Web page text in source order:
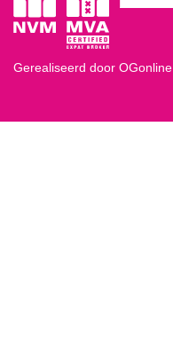
Gerealiseerd door OGonline